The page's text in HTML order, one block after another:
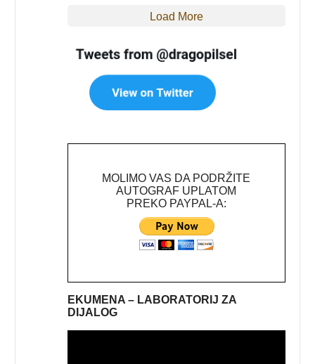
Load More
MOLIMO VAS DA PODRŽITE
AUTOGRAF UPLATOM
PREKO PAYPAL-A:
EKUMENA – LABORATORIJ ZA
DIJALOG